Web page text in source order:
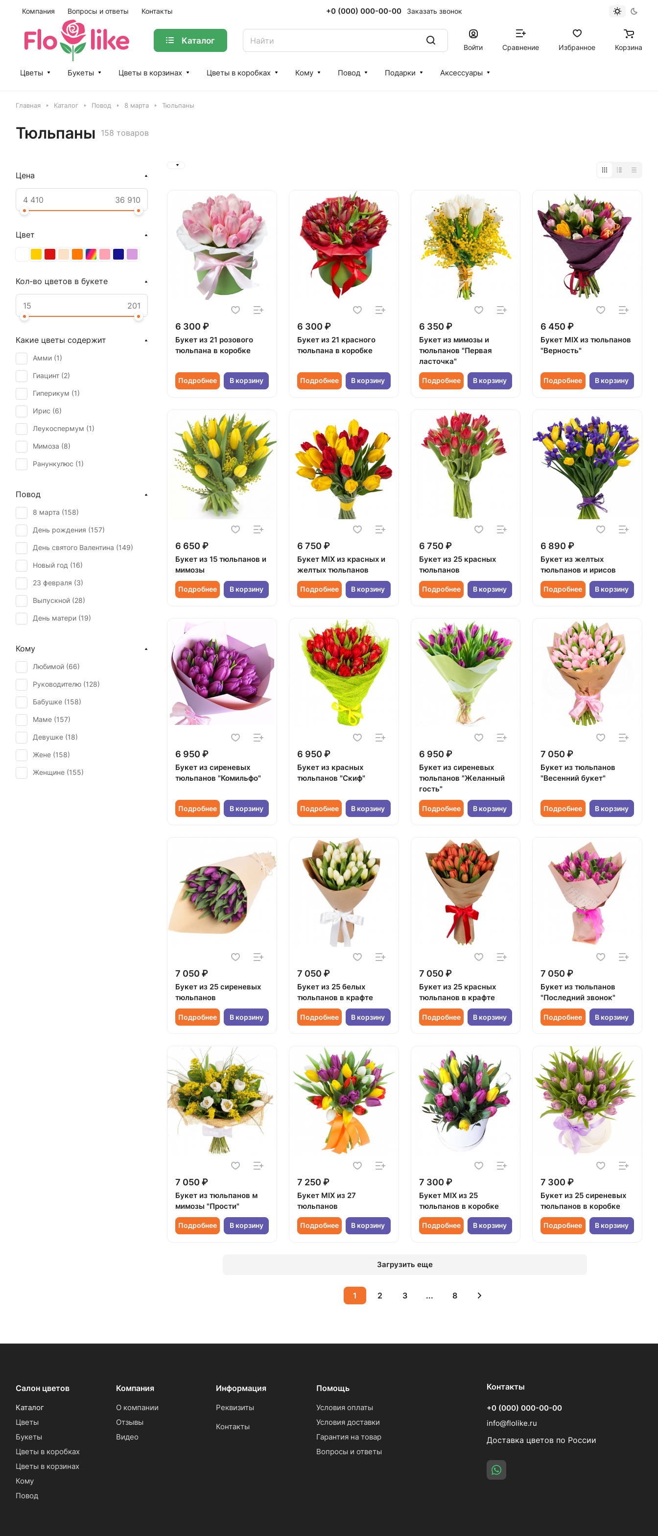
Компания Вопросы и ответы Контакты +0 (000) 000-00-00 Заказать звонок
Каталог
Войти Сравнение Избранное Корзина
Цветы Букеты Цветы в корзинах Цветы в коробках Кому Повод Подарки Аксессуары
Главная Каталог Повод 8 марта Тюльпаны
Тюльпаны 158 товаров
6 300 ₽
Букет из 21 розового
тюльпана в коробке
Подробнее В корзину
6 300 ₽
Букет из 21 красного
тюльпана в коробке
Подробнее В корзину
6 350 ₽
Букет из мимозы и
тюльпанов "Первая
ласточка"
Подробнее В корзину
6 450 ₽
Букет MIX из тюльпанов
"Верность"
Подробнее В корзину
6 650 ₽
Букет из 15 тюльпанов и
мимозы
Подробнее В корзину
6 750 ₽
Букет MIX из красных и
желтых тюльпанов
Подробнее В корзину
6 750 ₽
Букет из 25 красных
тюльпанов
Подробнее В корзину
6 890 ₽
Букет из желтых
тюльпанов и ирисов
Подробнее В корзину
6 950 ₽
Букет из сиреневых
тюльпанов "Комильфо"
Подробнее В корзину
6 950 ₽
Букет из красных
тюльпанов "Скиф"
Подробнее В корзину
6 950 ₽
Букет из сиреневых
тюльпанов "Желанный
гость"
Подробнее В корзину
7 050 ₽
Букет из тюльпанов
"Весенний букет"
Подробнее В корзину
7 050 ₽
Букет из 25 сиреневых
тюльпанов
Подробнее В корзину
7 050 ₽
Букет из 25 белых
тюльпанов в крафте
Подробнее В корзину
7 050 ₽
Букет из 25 красных
тюльпанов в крафте
Подробнее В корзину
7 050 ₽
Букет из тюльпанов
"Последний звонок"
Подробнее В корзину
7 050 ₽
Букет из тюльпанов м
мимозы "Прости"
Подробнее В корзину
7 250 ₽
Букет MIX из 27
тюльпанов
Подробнее В корзину
7 300 ₽
Букет MIX из 25
тюльпанов в коробке
Подробнее В корзину
7 300 ₽
Букет из 25 сиреневых
тюльпанов в коробке
Подробнее В корзину
Загрузить еще
1 2 3 ... 8
Цена
Цвет
Кол-во цветов в букете
Какие цветы содержит
Амми (1)
Гиацинт (2)
Гиперикум (1)
Ирис (6)
Леукоспермум (1)
Мимоза (8)
Ранункулюс (1)
Тюльпан (
Повод
8 марта (158)
День рождения (157)
День святого Валентина (149)
Новый год (16)
23 февраля (3)
Выпускной (28)
День матери (19)
Пасха (
Первое свидание (
Последний звонок (27
Рождение ребенка (
Рождество (
Татьянин день (
Юбилей (65
Кому
Любимой (66)
Руководителю (128)
Бабушке (158)
Маме (157)
Девушке (18)
Жене (158)
Женщине (155)
Салон цветов
Каталог
Цветы
Букеты
Цветы в коробках
Цветы в корзинах
Кому
Повод
Компания
О компании
Отзывы
Видео
Информация
Реквизиты
Контакты
Помощь
Условия оплаты
Условия доставки
Гарантия на товар
Вопросы и ответы
Контакты
+0 (000) 000-00-00
info@flolike.ru
Доставка цветов по России